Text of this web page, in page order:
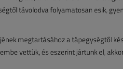
távolodva folyamatosan esik,
megtartásához a tápegységtől
vettük, és eszerint jártunk el,